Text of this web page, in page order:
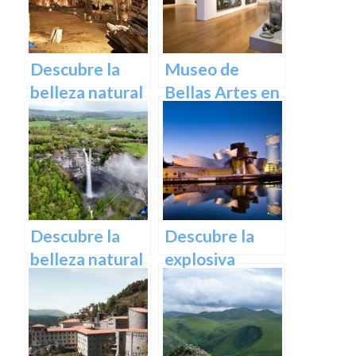
Inolvidable en
Euskadi
Descubre la
belleza natural
de Las Cuevas
de Pozalagua:
Información y
Consejos.
Museo de
Bellas Artes en
Descubre una
colección única
de obras
maestras
Descubre la
belleza natural
de la cascada
de Gujuli en
Álava, un
paraíso
Descubre la
explosiva
arquitectura
del Museo
Guggenheim
Bilbao | Visita